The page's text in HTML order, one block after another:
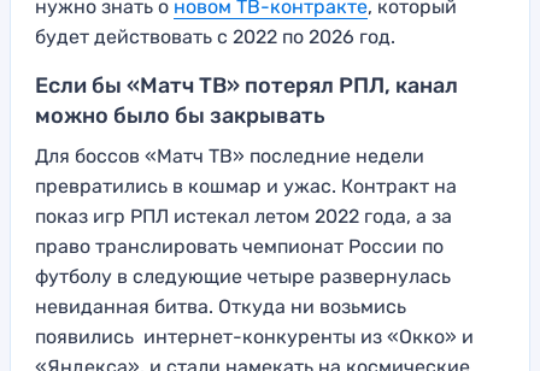
нужно знать о новом ТВ-контракте, который
будет действовать с 2022 по 2026 год.
Если бы «Матч ТВ» потерял РПЛ, канал
можно было бы закрывать
Для боссов «Матч ТВ» последние недели
превратились в кошмар и ужас. Контракт на
показ игр РПЛ истекал летом 2022 года, а за
право транслировать чемпионат России по
футболу в следующие четыре развернулась
невиданная битва. Откуда ни возьмись
появились интернет-конкуренты из «Окко» и